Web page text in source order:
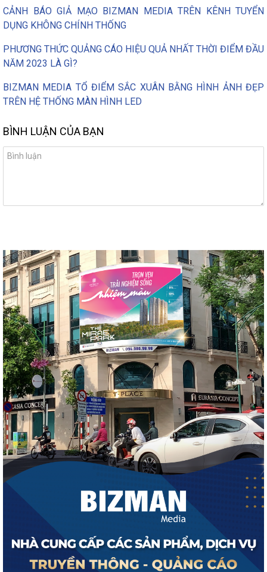
CẢNH BÁO GIẢ MẠO BIZMAN MEDIA TRÊN KÊNH TUYỂN
DỤNG KHÔNG CHÍNH THỐNG
PHƯƠNG THỨC QUẢNG CÁO HIỆU QUẢ NHẤT THỜI ĐIỂM ĐẦU
NĂM 2023 LÀ GÌ?
BIZMAN MEDIA TỔ ĐIỂM SẮC XUÂN BẰNG HÌNH ẢNH ĐẸP
TRÊN HỆ THỐNG MÀN HÌNH LED
BÌNH LUẬN CỦA BẠN